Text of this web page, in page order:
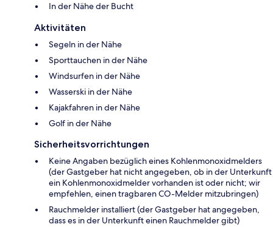
In der Nähe der Bucht
Aktivitäten
Segeln in der Nähe
Sporttauchen in der Nähe
Windsurfen in der Nähe
Wasserski in der Nähe
Kajakfahren in der Nähe
Golf in der Nähe
Sicherheitsvorrichtungen
Keine Angaben bezüglich eines Kohlenmonoxidmelders
(der Gastgeber hat nicht angegeben, ob in der Unterkunft
ein Kohlenmonoxidmelder vorhanden ist oder nicht; wir
empfehlen, einen tragbaren CO-Melder mitzubringen)
Rauchmelder installiert (der Gastgeber hat angegeben,
dass es in der Unterkunft einen Rauchmelder gibt)